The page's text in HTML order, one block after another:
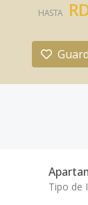
HASTA
Tipo de